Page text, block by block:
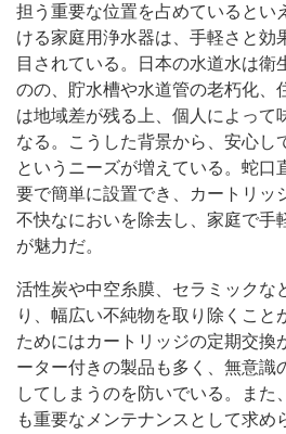
担う重要な位置を占めているとい
ける家庭用浄水器は、手軽さと効
目されている。日本の水道水は衛
のの、貯水槽や水道管の老朽化、
は地域差が残る上、個人によって
なる。こうした背景から、安心し
というニーズが増えている。蛇口
要で簡単に設置でき、カートリッ
不快なにおいを除去し、家庭で手
が魅力だ。
活性炭や中空糸膜、セラミックな
り、幅広い不純物を取り除くこと
ためにはカートリッジの定期交換
ーター付きの製品も多く、無意識
してしまうのを防いでいる。また
も重要なメンテナンスとして求め